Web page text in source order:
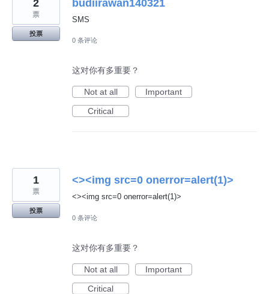
budiirawan140321
SMS
2
票
投票
0 条评论
这对你有多重要？
Not at all
Important
Critical
<><img src=0 onerror=alert(1)>
<><img src=0 onerror=alert(1)>
1
票
投票
0 条评论
这对你有多重要？
Not at all
Important
Critical